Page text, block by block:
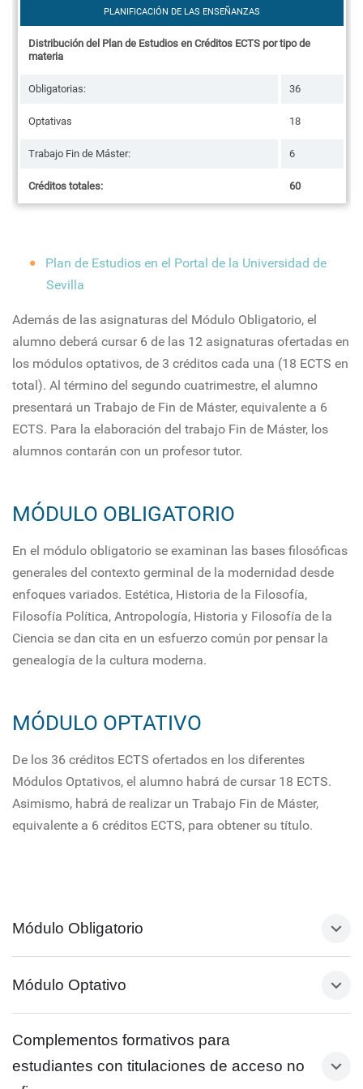
PLANIFICACIÓN DE LAS ENSEÑANZAS
Distribución del Plan de Estudios en Créditos ECTS por tipo de
materia
Obligatorias: 36
Optativas 18
Trabajo Fin de Máster: 6
Créditos totales: 60
Plan de Estudios en el Portal de la Universidad de
Sevilla
Además de las asignaturas del Módulo Obligatorio, el
alumno deberá cursar 6 de las 12 asignaturas ofertadas en
los módulos optativos, de 3 créditos cada una (18 ECTS en
total). Al término del segundo cuatrimestre, el alumno
presentará un Trabajo de Fin de Máster, equivalente a 6
ECTS. Para la elaboración del trabajo Fin de Máster, los
alumnos contarán con un profesor tutor.
MÓDULO OBLIGATORIO
En el módulo obligatorio se examinan las bases filosóficas
generales del contexto germinal de la modernidad desde
enfoques variados. Estética, Historia de la Filosofía,
Filosofía Política, Antropología, Historia y Filosofía de la
Ciencia se dan cita en un esfuerzo común por pensar la
genealogía de la cultura moderna.
MÓDULO OPTATIVO
De los 36 créditos ECTS ofertados en los diferentes
Módulos Optativos, el alumno habrá de cursar 18 ECTS.
Asimismo, habrá de realizar un Trabajo Fin de Máster,
equivalente a 6 créditos ECTS, para obtener su título.
Módulo Obligatorio
Sistema de evaluación
las diversas asignaturas del módulo obligatorio
consistirán, fundamentalmente, en la valoración
del grado de participación de los estudiantes en
Módulo Optativo
Complementos formativos para
estudiantes con titulaciones de acceso no